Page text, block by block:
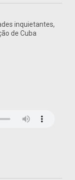
inquietantes,
de Cuba